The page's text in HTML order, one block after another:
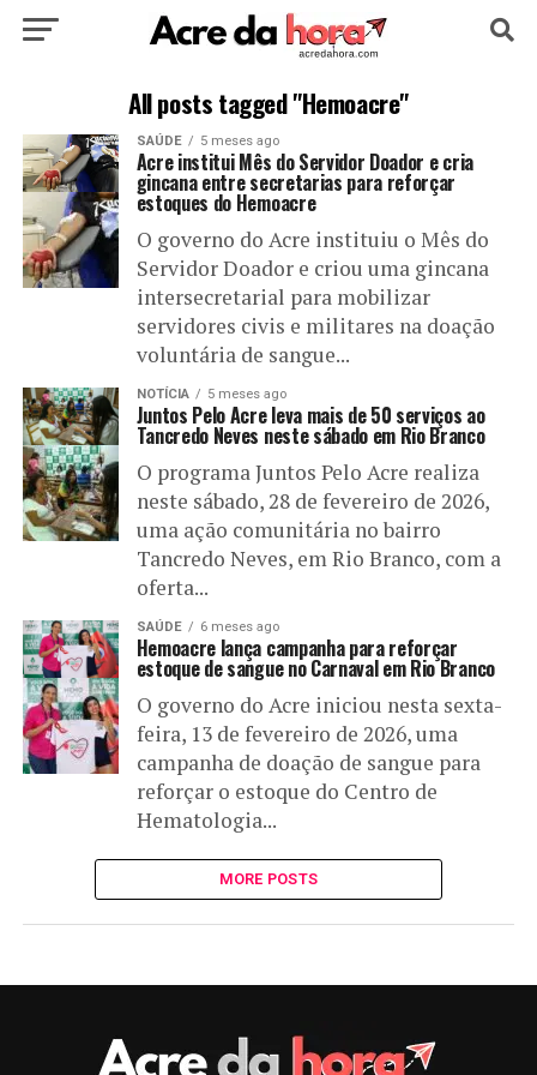
HOME POLÍTICA CULTURA ESPORTE
EDUCAÇÃO NOTÍCIA MUNDO
All posts tagged "Hemoacre"
SAÚDE 5 meses ago
Acre institui Mês do Servidor Doador e cria
gincana entre secretarias para reforçar
estoques do Hemoacre
O governo do Acre instituiu o Mês do
Servidor Doador e criou uma gincana
intersecretarial para mobilizar
servidores civis e militares na doação
voluntária de sangue...
NOTÍCIA 5 meses ago
Juntos Pelo Acre leva mais de 50 serviços ao
Tancredo Neves neste sábado em Rio Branco
O programa Juntos Pelo Acre realiza
neste sábado, 28 de fevereiro de 2026,
uma ação comunitária no bairro
Tancredo Neves, em Rio Branco, com a
oferta...
SAÚDE 6 meses ago
Hemoacre lança campanha para reforçar
estoque de sangue no Carnaval em Rio Branco
O governo do Acre iniciou nesta sexta-
feira, 13 de fevereiro de 2026, uma
campanha de doação de sangue para
reforçar o estoque do Centro de
Hematologia...
MORE POSTS